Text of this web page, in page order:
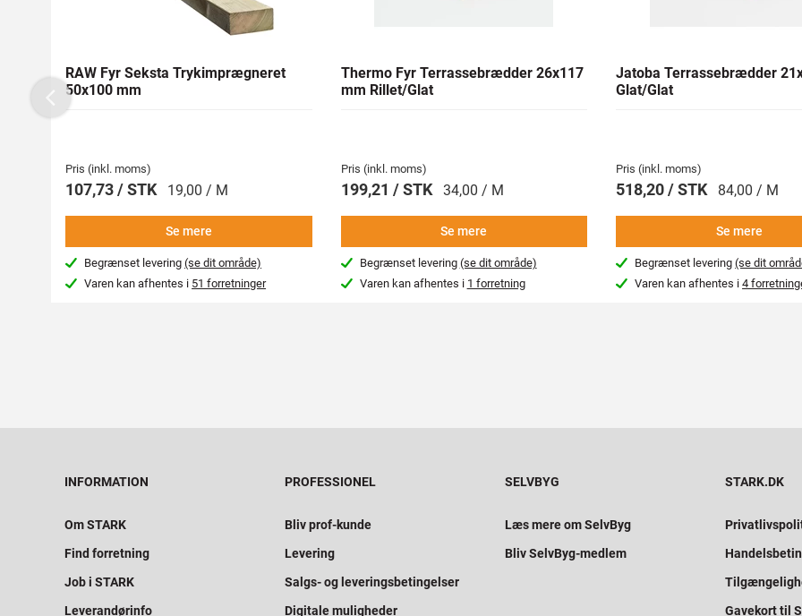
RAW Fyr Seksta Trykimprægneret
50x100 mm
Pris (inkl. moms)
107,73 / STK 19,00 / M
Se mere
Begrænset levering(se dit område)
Varen kan afhentes i 51 forretninger
Thermo Fyr Terrassebrædder 26x117
mm Rillet/Glat
Pris (inkl. moms)
199,21 / STK 34,00 / M
Se mere
Begrænset levering (se dit område)
Varen kan afhentes i 1 forretning
Jatoba Terrassebrædder
Glat/Glat
Pris (inkl. moms)
518,20 / STK 84,00 / M
Se mere
Begrænset levering(se dit
Varen kan afhentes i4
Previous
INFORMATION
Om STARK
Find forretning
Job i STARK
Leverandørinfo
PROFESSIONEL
Bliv prof-kunde
Levering
Salgs- og leveringsbetingelser
Digitale muligheder
SELVBYG
Læs mere om SelvByg
Bliv SelvByg-medlem
STARK.DK
Gavekort til